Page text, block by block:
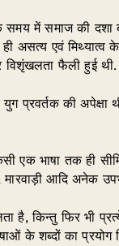
समय में समाज की दशा
असत्य एवं मिथ्यात्व
विशृंखलता फैली हुई थी.
प्रवर्तक की अपेक्षा
एक भाषा तक ही
मारवाड़ी आदि अनेक
है, किन्तु फिर भी
के शब्दों का